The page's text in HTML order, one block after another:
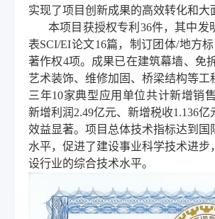
实现了项目创新成果的高效转化和大
本项目获授权专利36件，其中发
表SCI/EI论文16篇，制订团体/地方
著作权4项。成果已在建筑幕墙、免
艺术装饰、维修加固、桥梁结构等工
三年10家典型应用单位共计新增销售
新增利润2.49亿元、新增税收1.136
效益显著。项目总体技术指标达到国
水平，促进了建设事业科学技术进步
设行业的综合技术水平。